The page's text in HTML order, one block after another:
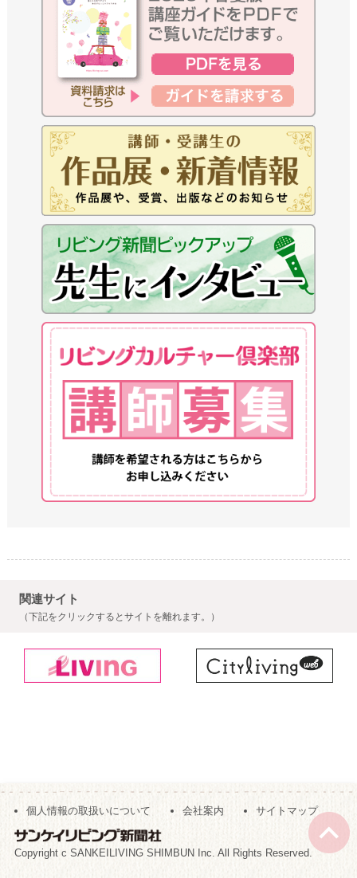
関連サイト
（下記をクリックするとサイトを離れます。）
個人情報の取扱いについて 会社案内 サイトマップ
Copyright c SANKEILIVING SHIMBUN Inc. All Rights Reserved.